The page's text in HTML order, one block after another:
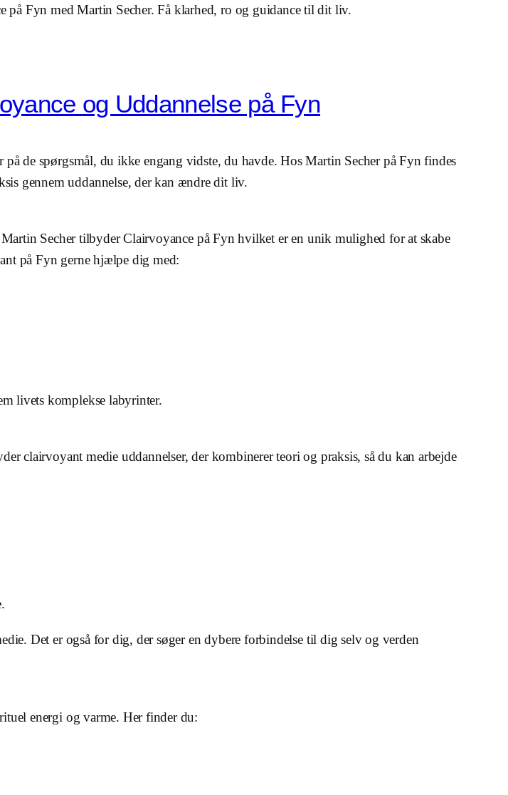
Fyn med Martin Secher. Få klarhed, ro og guidance til dit liv.
og Uddannelse på Fyn
de spørgsmål, du ikke engang vidste, du havde. Hos Martin Secher på Fyn findes
gennem uddannelse, der kan ændre dit liv.
Secher tilbyder Clairvoyance på Fyn hvilket er en unik mulighed for at skabe
på Fyn gerne hjælpe dig med:
livets komplekse labyrinter.
clairvoyant medie uddannelser, der kombinerer teori og praksis, så du kan arbejde
Det er også for dig, der søger en dybere forbindelse til dig selv og verden
energi og varme. Her finder du: